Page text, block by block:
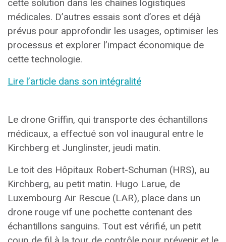
cette solution dans les chaînes logistiques
médicales. D’autres essais sont d’ores et déjà
prévus pour approfondir les usages, optimiser les
processus et explorer l’impact économique de
cette technologie.
Lire l’article dans son intégralité
Le drone Griffin, qui transporte des échantillons
médicaux, a effectué son vol inaugural entre le
Kirchberg et Junglinster, jeudi matin.
Le toit des Hôpitaux Robert-Schuman (HRS), au
Kirchberg, au petit matin. Hugo Larue, de
Luxembourg Air Rescue (LAR), place dans un
drone rouge vif une pochette contenant des
échantillons sanguins. Tout est vérifié, un petit